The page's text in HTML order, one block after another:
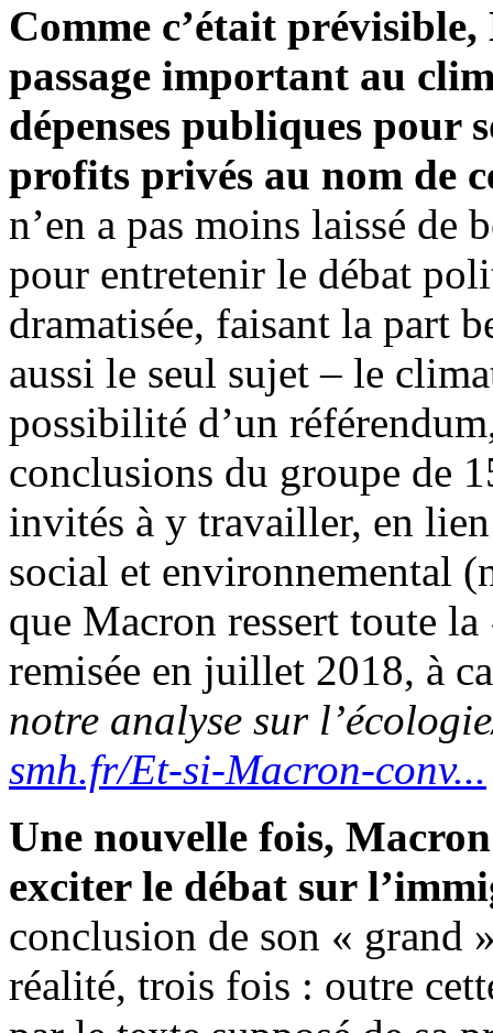
Comme c’était
passage important au
dépenses publiques pour
profits privés au nom de
n’en a pas moins laissé de
pour entretenir le débat
dramatisée, faisant la part
aussi le seul sujet – le
possibilité d’un
conclusions du groupe de
invités à y travailler, en
social et environnemental
que Macron ressert toute
remisée en juillet 2018, à
notre analyse sur
smh.fr/Et-si-Macron-conv...
Une nouvelle fois,
exciter le débat sur
conclusion de son « grand
réalité, trois fois : outre